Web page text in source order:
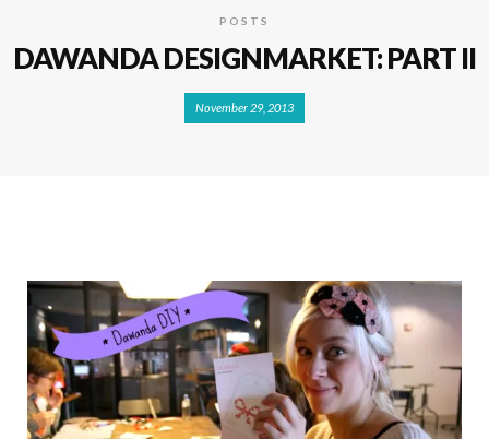
POSTS
DAWANDA DESIGNMARKET: PART II
November 29, 2013